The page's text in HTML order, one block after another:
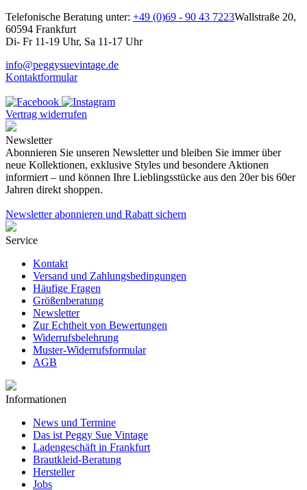
Telefonische Beratung unter: +49 (0)69 - 90 43 7223Wallstraße 20,
60594 Frankfurt
Di- Fr 11-19 Uhr, Sa 11-17 Uhr
info@peggysuevintage.de
Kontaktformular
Vertrag widerrufen
Newsletter
Abonnieren Sie unseren Newsletter und bleiben Sie immer über
neue Kollektionen, exklusive Styles und besondere Aktionen
informiert – und können Ihre Lieblingsstücke aus den 20er bis 60er
Jahren direkt shoppen.
Newsletter abonnieren und Rabatt sichern
Service
Kontakt
Versand und Zahlungsbedingungen
Häufige Fragen
Größenberatung
Newsletter
Zur Echtheit von Bewertungen
Widerrufsbelehrung
Muster-Widerrufsformular
AGB
Informationen
News und Termine
Das ist Peggy Sue Vintage
Ladengeschäft in Frankfurt
Brautkleid-Beratung
Hersteller
Jobs